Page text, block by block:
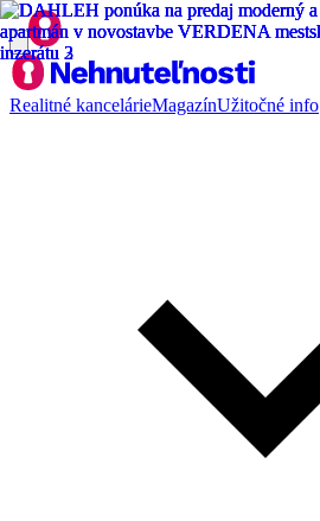
Realitné kancelárieMagazínUžitočné info